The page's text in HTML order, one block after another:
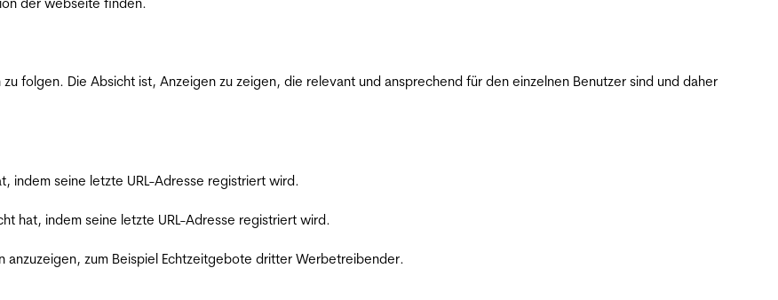
folgen. Die Absicht ist, Anzeigen zu zeigen, die relevant und ansprechend für den einzelnen Benutzer sind und daher
indem seine letzte URL-Adresse registriert wird.
hat, indem seine letzte URL-Adresse registriert wird.
zum Beispiel Echtzeitgebote dritter Werbetreibender.